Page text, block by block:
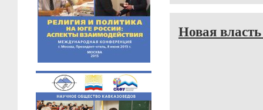
Новая